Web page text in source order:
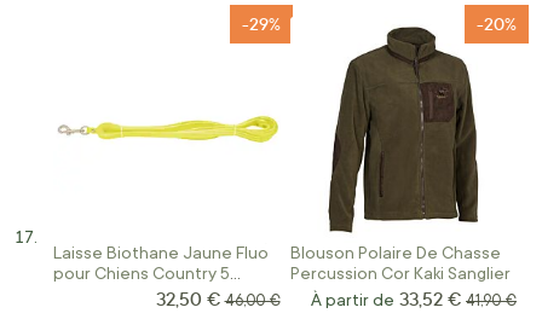
Laisse Biothane Jaune Fluo
pour Chiens Country 5
-29%
Prix Spécial
32,50 € Prix normal
46,00 €
Blouson Polaire De Chasse
Percussion Cor Kaki Sanglier
-20%
À partir de 33,52 € Prix
41,90 €